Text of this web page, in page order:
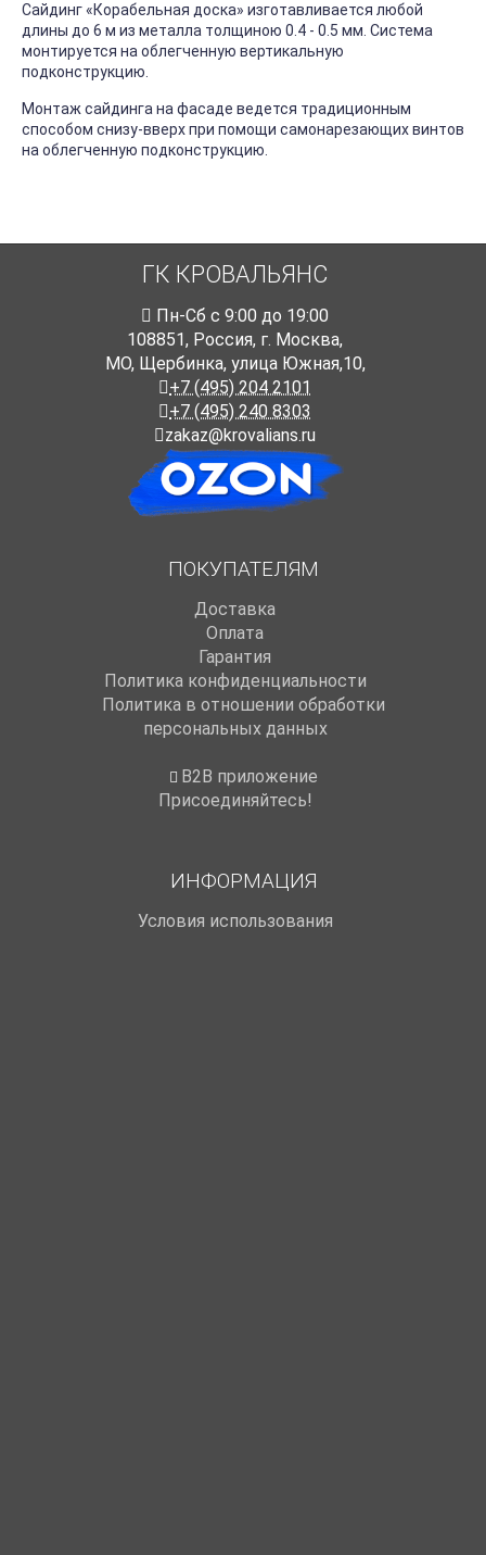
Сайдинг «Корабельная доска» изготавливается любой
длины до 6 м из металла толщиною 0.4 - 0.5 мм. Система
монтируется на облегченную вертикальную
подконструкцию.
Монтаж сайдинга на фасаде ведется традиционным
способом снизу-вверх при помощи самонарезающих винтов
на облегченную подконструкцию.
ГК КРОВАЛЬЯНС
Пн-Cб с 9:00 до 19:00
108851, Россия, г. Москва,
МО, Щербинка, улица Южная,10,
+7 (495) 204 2101
+7 (495) 240 8303
zakaz@krovalians.ru
ПОКУПАТЕЛЯМ
Доставка
Оплата
Гарантия
Политика конфиденциальности
Политика в отношении обработки
персональных данных
B2B приложение
Присоединяйтесь!
ИНФОРМАЦИЯ
Условия использования